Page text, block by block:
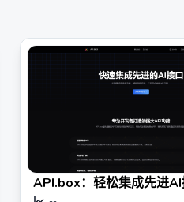
API.box：轻松集成先进